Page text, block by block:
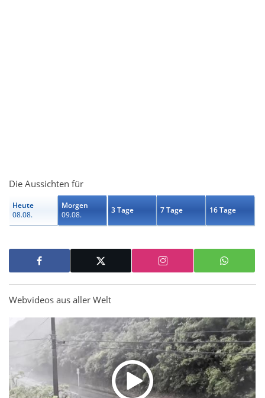
Die Aussichten für
Heute
08.08.
Morgen
09.08.
3 Tage 7 Tage 16 Tage
Webvideos aus aller Welt